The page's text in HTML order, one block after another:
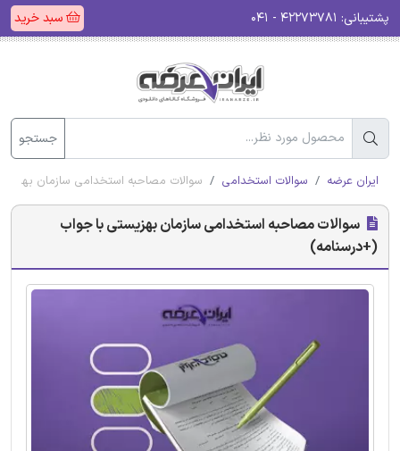
پشتیبانی: سبد خرید
جستجو
ایران عرضه سوالات استخدامی سوالات مصاحبه استخدامی سازمان
سوالات مصاحبه استخدامی سازمان بهزیستی با جواب
(+درسنامه)